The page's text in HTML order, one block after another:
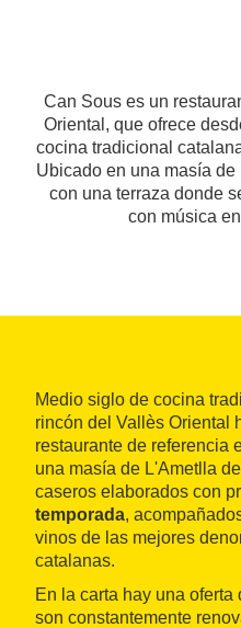
Can Sous es un
Oriental, que ofrece
cocina tradicional
Ubicado en una masía
con una terraza donde
con música
Medio siglo de cocina
rincón del Vallès Oriental
restaurante de referencia
una masía de L'Ametlla
caseros elaborados con
temporada,
vinos de las mejores
catalanas.
En la carta hay una
son constantemente